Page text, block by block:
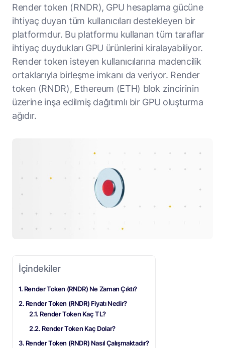
Render token (RNDR), GPU hesaplama gücüne
ihtiyaç duyan tüm kullanıcıları destekleyen bir
platformdur. Bu platformu kullanan tüm taraflar
ihtiyaç duydukları GPU ürünlerini kiralayabiliyor.
Render token isteyen kullanıcılarına madencilik
ortaklarıyla birleşme imkanı da veriyor. Render
token (RNDR), Ethereum (ETH) blok zincirinin
üzerine inşa edilmiş dağıtımlı bir GPU oluşturma
ağıdır.
İçindekiler
Render Token (RNDR) Ne Zaman Çıktı?
Render Token (RNDR) Fiyatı Nedir?
Render Token Kaç TL?
Render Token Kaç Dolar?
Render Token (RNDR) Nasıl Çalışmaktadır?